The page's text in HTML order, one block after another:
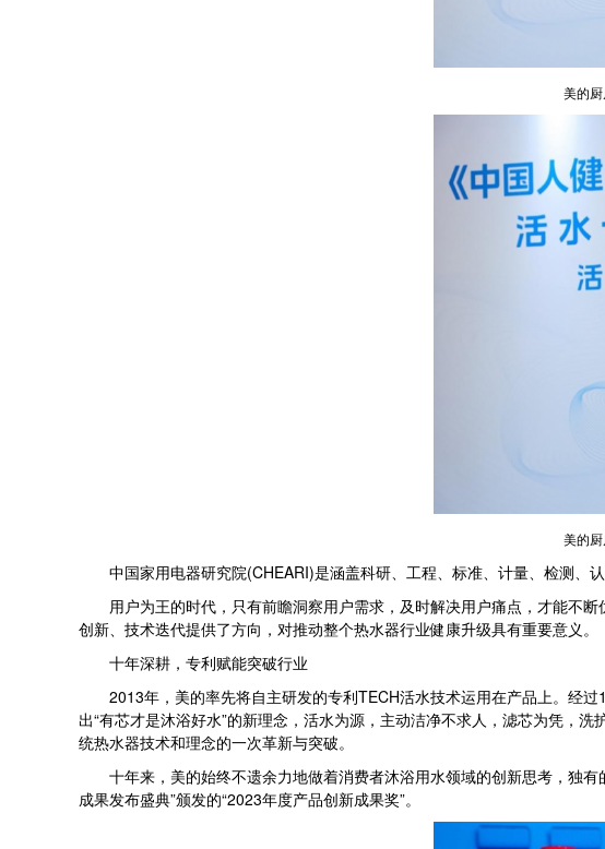
美的
美的
中国家用电器研究院(CHEARI)是涵盖科研、工程、标准、计量、检测、
用户为王的时代，只有前瞻洞察用户需求，及时解决用户痛点，才能不断
创新、技术迭代提供了方向，对推动整个热水器行业健康升级具有重要意义。
十年深耕，专利赋能突破行业
2013年，美的率先将自主研发的专利TECH活水技术运用在产品上。经
出“有芯才是沐浴好水”的新理念，活水为源，主动洁净不求人，滤芯为凭，
统热水器技术和理念的一次革新与突破。
十年来，美的始终不遗余力地做着消费者沐浴用水领域的创新思考，独有
成果发布盛典”颁发的“2023年度产品创新成果奖”。